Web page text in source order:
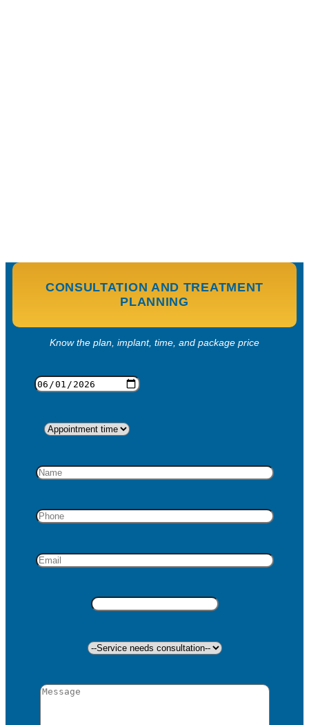
CONSULTATION AND TREATMENT
PLANNING
Know the plan, implant, time, and package price